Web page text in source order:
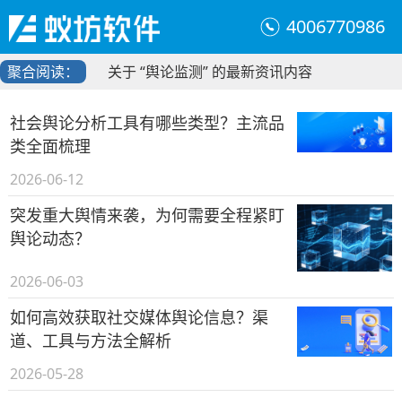
4006770986
聚合阅读： 关于 “舆论监测” 的最新资讯内容
社会舆论分析工具有哪些类型？主流品
类全面梳理
2026-06-12
突发重大舆情来袭，为何需要全程紧盯
舆论动态？
2026-06-03
如何高效获取社交媒体舆论信息？渠
道、工具与方法全解析
2026-05-28